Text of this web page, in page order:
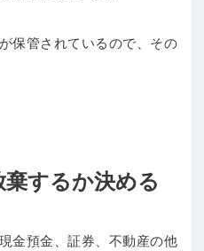
保管されているので、その
するか決める
金預金、証券、不動産の他